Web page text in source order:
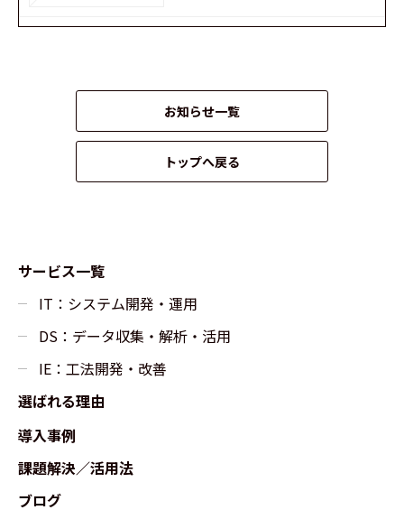
お知らせ一覧
トップへ戻る
サービス一覧
IT：システム開発・運用
DS：データ収集・解析・活用
IE：工法開発・改善
選ばれる理由
導入事例
課題解決／活用法
ブログ